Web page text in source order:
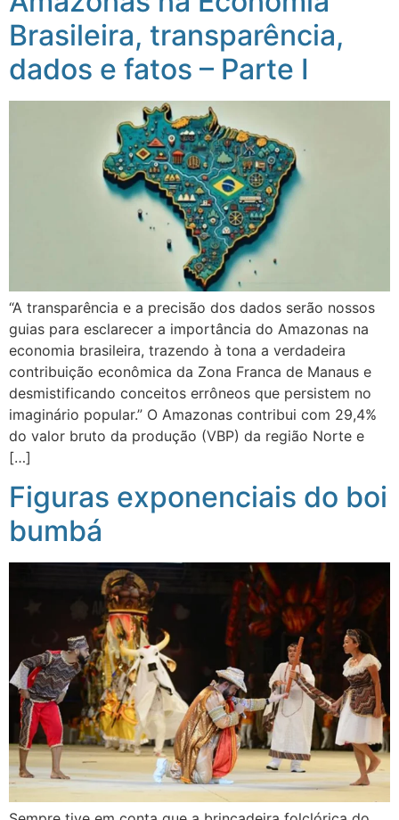
Brasileira, transparência,
dados e fatos – Parte I
“A transparência e a precisão dos dados serão nossos
guias para esclarecer a importância do Amazonas na
economia brasileira, trazendo à tona a verdadeira
contribuição econômica da Zona Franca de Manaus e
desmistificando conceitos errôneos que persistem no
imaginário popular.” O Amazonas contribui com 29,4%
do valor bruto da produção (VBP) da região Norte e
[…]
Figuras exponenciais do boi
bumbá